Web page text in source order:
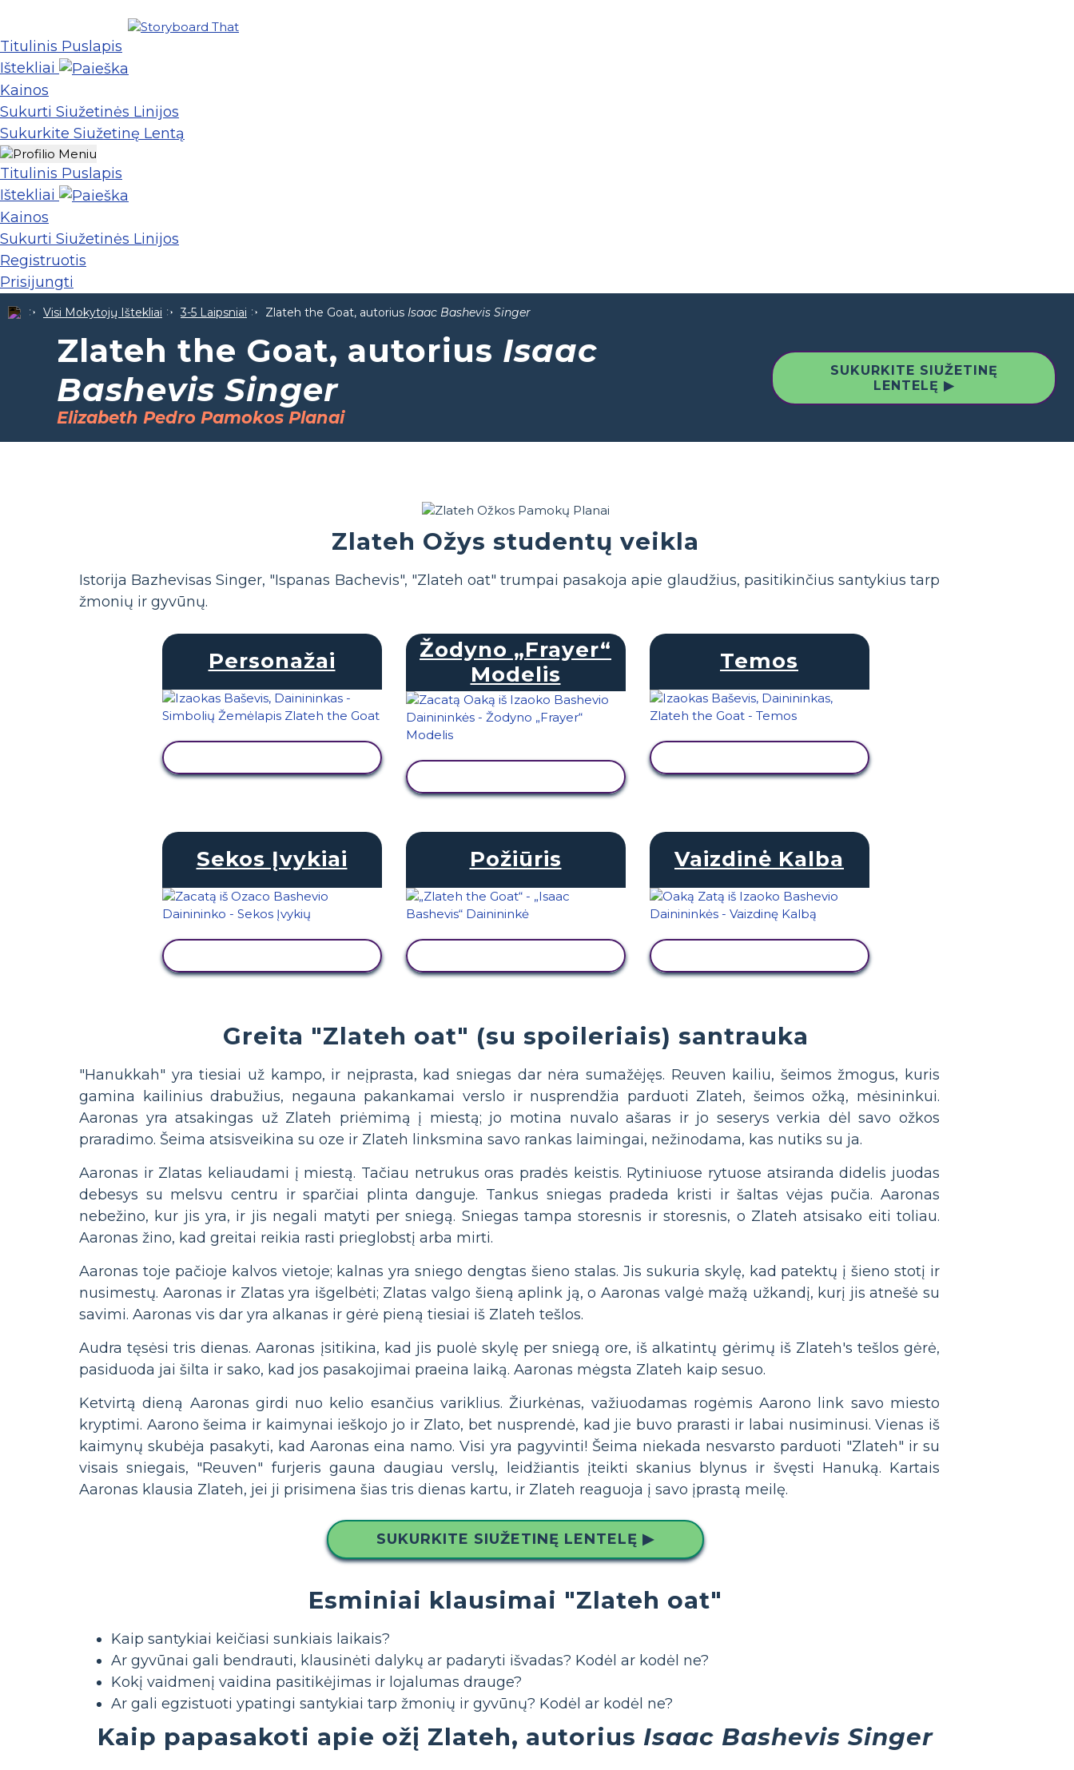
Titulinis Puslapis
Ištekliai
Kainos
Sukurti Siužetinės Linijos
Sukurkite Siužetinę Lentą
Titulinis Puslapis
Ištekliai
Kainos
Sukurti Siužetinės Linijos
Registruotis
Prisijungti
Visi Mokytojų Ištekliai 3-5 Laipsniai Zlateh the Goat, autorius Isaac Bashevis Singer
Zlateh the Goat, autorius Isaac
Bashevis Singer
Elizabeth Pedro Pamokos Planai
SUKURKITE SIUŽETINĘ
LENTELĘ ▶
Zlateh Ožys studentų veikla
Istorija Bazhevisas Singer, "Ispanas Bachevis", "Zlateh oat" trumpai pasakoja apie glaudžius, pasitikinčius santykius tarp
žmonių ir gyvūnų.
Personažai
Žodyno „Frayer“
Modelis
Temos
Sekos Įvykiai Požiūris Vaizdinė Kalba
Greita "Zlateh oat" (su spoileriais) santrauka
"Hanukkah" yra tiesiai už kampo, ir neįprasta, kad sniegas dar nėra sumažėjęs. Reuven kailiu, šeimos žmogus, kuris
gamina kailinius drabužius, negauna pakankamai verslo ir nusprendžia parduoti Zlateh, šeimos ožką, mėsininkui.
Aaronas yra atsakingas už Zlateh priėmimą į miestą; jo motina nuvalo ašaras ir jo seserys verkia dėl savo ožkos
praradimo. Šeima atsisveikina su oze ir Zlateh linksmina savo rankas laimingai, nežinodama, kas nutiks su ja.
Aaronas ir Zlatas keliaudami į miestą. Tačiau netrukus oras pradės keistis. Rytiniuose rytuose atsiranda didelis juodas
debesys su melsvu centru ir sparčiai plinta danguje. Tankus sniegas pradeda kristi ir šaltas vėjas pučia. Aaronas
nebežino, kur jis yra, ir jis negali matyti per sniegą. Sniegas tampa storesnis ir storesnis, o Zlateh atsisako eiti toliau.
Aaronas žino, kad greitai reikia rasti prieglobstį arba mirti.
Aaronas toje pačioje kalvos vietoje; kalnas yra sniego dengtas šieno stalas. Jis sukuria skylę, kad patektų į šieno stotį ir
nusimestų. Aaronas ir Zlatas yra išgelbėti; Zlatas valgo šieną aplink ją, o Aaronas valgė mažą užkandį, kurį jis atnešė su
savimi. Aaronas vis dar yra alkanas ir gėrė pieną tiesiai iš Zlateh tešlos.
Audra tęsėsi tris dienas. Aaronas įsitikina, kad jis puolė skylę per sniegą ore, iš alkatintų gėrimų iš Zlateh's tešlos gėrė,
pasiduoda jai šilta ir sako, kad jos pasakojimai praeina laiką. Aaronas mėgsta Zlateh kaip sesuo.
Ketvirtą dieną Aaronas girdi nuo kelio esančius variklius. Žiurkėnas, važiuodamas rogėmis Aarono link savo miesto
kryptimi. Aarono šeima ir kaimynai ieškojo jo ir Zlato, bet nusprendė, kad jie buvo prarasti ir labai nusiminusi. Vienas iš
kaimynų skubėja pasakyti, kad Aaronas eina namo. Visi yra pagyvinti! Šeima niekada nesvarsto parduoti "Zlateh" ir su
visais sniegais, "Reuven" furjeris gauna daugiau verslų, leidžiantis įteikti skanius blynus ir švęsti Hanuką. Kartais
Aaronas klausia Zlateh, jei ji prisimena šias tris dienas kartu, ir Zlateh reaguoja į savo įprastą meilę.
SUKURKITE SIUŽETINĘ LENTELĘ ▶
Esminiai klausimai "Zlateh oat"
Kaip santykiai keičiasi sunkiais laikais?
Ar gyvūnai gali bendrauti, klausinėti dalykų ar padaryti išvadas? Kodėl ar kodėl ne?
Kokį vaidmenį vaidina pasitikėjimas ir lojalumas drauge?
Ar gali egzistuoti ypatingi santykiai tarp žmonių ir gyvūnų? Kodėl ar kodėl ne?
Kaip papasakoti apie ožį Zlateh, autorius Isaac Bashevis Singer